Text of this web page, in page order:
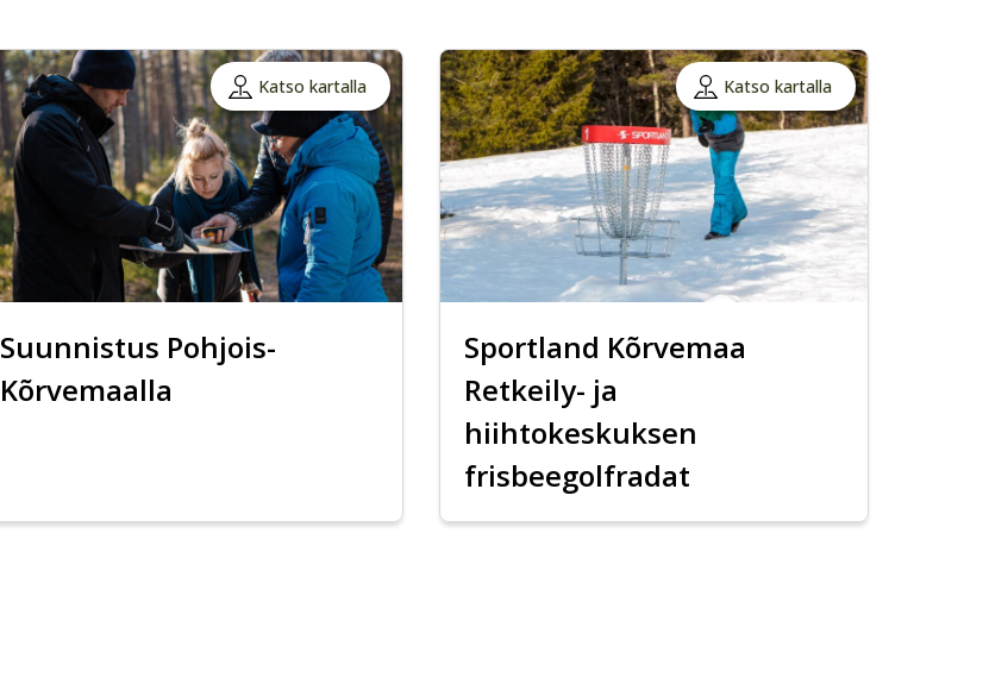
Katso kartalla
Suunnistus Pohjois-
Kõrvemaalla
Katso kartalla
Sportland Kõrvemaa
Retkeily- ja
hiihtokeskuksen
frisbeegolfradat